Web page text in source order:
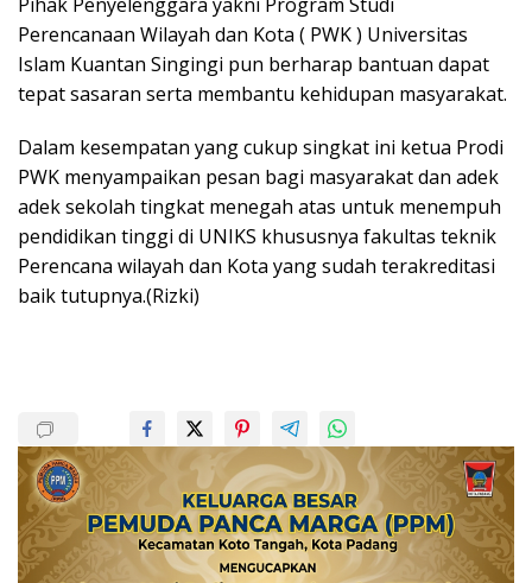
Perencanaan Wilayah dan Kota ( PWK ) Universitas
Islam Kuantan Singingi pun berharap bantuan dapat
tepat sasaran serta membantu kehidupan masyarakat.
Dalam kesempatan yang cukup singkat ini ketua Prodi
PWK menyampaikan pesan bagi masyarakat dan adek
adek sekolah tingkat menegah atas untuk menempuh
pendidikan tinggi di UNIKS khususnya fakultas teknik
Perencana wilayah dan Kota yang sudah terakreditasi
baik tutupnya.(Rizki)